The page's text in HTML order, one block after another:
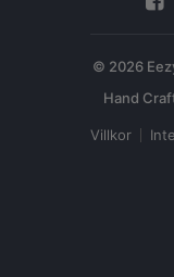
© 2026
Villkor